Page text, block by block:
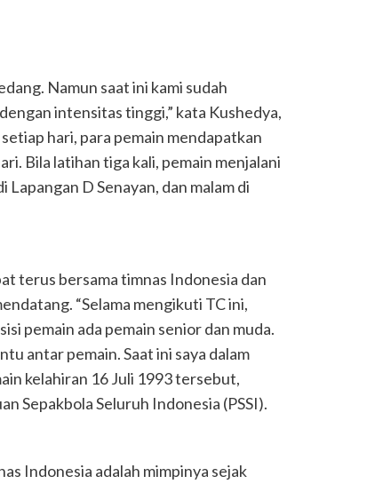
Namun saat ini kami sudah
intensitas tinggi,” kata Kushedya,
hari, para pemain mendapatkan
Bila latihan tiga kali, pemain menjalani
D Senayan, dan malam di
terus bersama timnas Indonesia dan
“Selama mengikuti TC ini,
pemain ada pemain senior dan muda.
antar pemain. Saat ini saya dalam
kelahiran 16 Juli 1993 tersebut,
Sepakbola Seluruh Indonesia (PSSI).
Indonesia adalah mimpinya sejak